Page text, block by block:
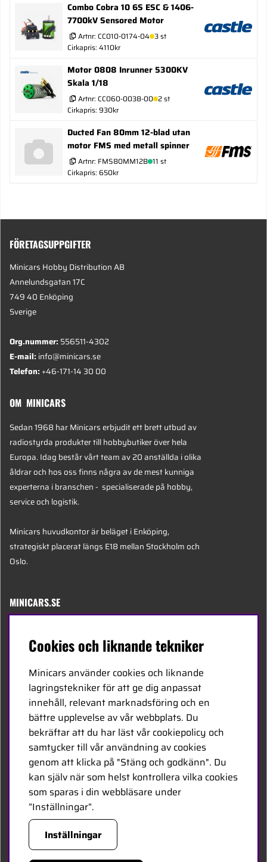
Combo Cobra 10 6S ESC & 1406-
7700kV Sensored Motor
Artnr: CC010-0174-04 3 st
Cirkapris: 4110kr
Motor 0808 Inrunner 5300KV
Skala 1/18
Artnr: CC060-0038-00 2 st
Cirkapris: 930kr
Ducted Fan 80mm 12-blad utan
motor FMS med metall spinner
Artnr: FMS80MM12B 11 st
Cirkapris: 650kr
FÖRETAGSUPPGIFTER
Minicars Hobby Distribution AB
Annelundsgatan 17C
749 40 Enköping
Sverige
Org.nummer:556511-4302
E-mail:info@minicars.se
Telefon:+46-171-14 30 00
OM MINICARS
Sedan 1968 har Minicars erbjudit ett brett utbud av
radiostyrda produkter till hobbybutiker över hela
Europa. Idag består vårt team av 20 anställda i olika
åldrar och hos oss finns några av de mest kunniga
experterna i branschen - specialiserade på hobby,
service och logistik.
Minicars huvudkontor är beläget i Enköping,
strategiskt placerat längs E18 mellan Stockholm och
Oslo.
MINICARS.SE
Bli återförsäljare
Bli leverantör
Jobba hos oss
FÖLJ OSS
Facebook
HANDLA TRYGGT
Cookies och liknande tekniker
Minicars använder cookies och liknande
lagringstekniker för att ge dig anpassat
innehåll, relevant marknadsföring och en
bättre upplevelse av vår webbplats. Du
bekräftar att du har läst vår cookiepolicy och
samtycker till vår användning av cookies
genom att klicka på "Stäng och godkänn". Du
kan själv när som helst kontrollera vilka cookies
som sparas i din webbläsare under
”Inställningar”.
Inställningar